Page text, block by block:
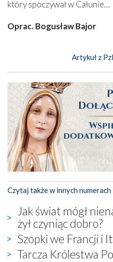
który spoczywał w Całunie…
Oprac. Bogusław Bajor
Artykuł z
Czytaj także w innych
Jak świat mógł
żył czyniąc dobro?
Szopki we Francji i
Tarcza Królestwa